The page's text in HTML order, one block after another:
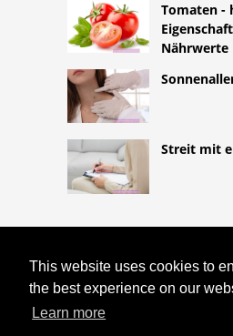
This website uses cookies to
the best experience on our
Learn more
Tomaten -
Nährwerte
Streit mit
COPYRIGHT
HTTPS://
MIT TOXOPLASMA
ERSTEN UND DER